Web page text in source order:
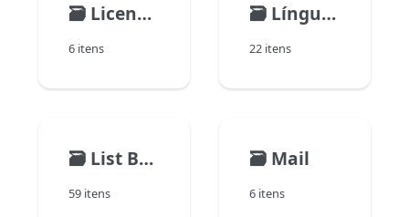
🗃️ Licenças
6 itens
🗃️ Línguagem
22 itens
🗃️ List Box
59 itens
🗃️ Mail
6 itens